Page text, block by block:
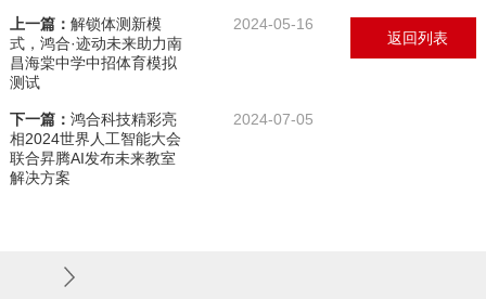
上一篇： 解锁体测新模
式，鸿合·迹动未来助力南
昌海棠中学中招体育模拟
测试
2024-05-16
下一篇： 鸿合科技精彩亮
相2024世界人工智能大会
联合昇腾AI发布未来教室
解决方案
2024-07-05
返回列表